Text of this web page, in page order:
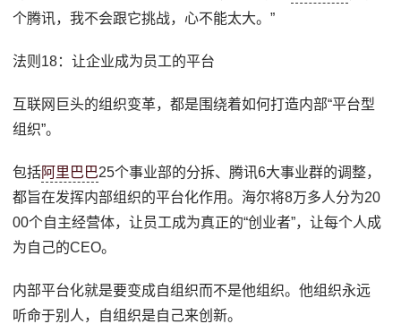
个腾讯，我不会跟它挑战，心不能太大。”
法则18：让企业成为员工的平台
互联网巨头的组织变革，都是围绕着如何打造内部“平台型
组织”。
包括阿里巴巴25个事业部的分拆、腾讯6大事业群的调整，
都旨在发挥内部组织的平台化作用。海尔将8万多人分为20
00个自主经营体，让员工成为真正的“创业者”，让每个人成
为自己的CEO。
内部平台化就是要变成自组织而不是他组织。他组织永远
听命于别人，自组织是自己来创新。